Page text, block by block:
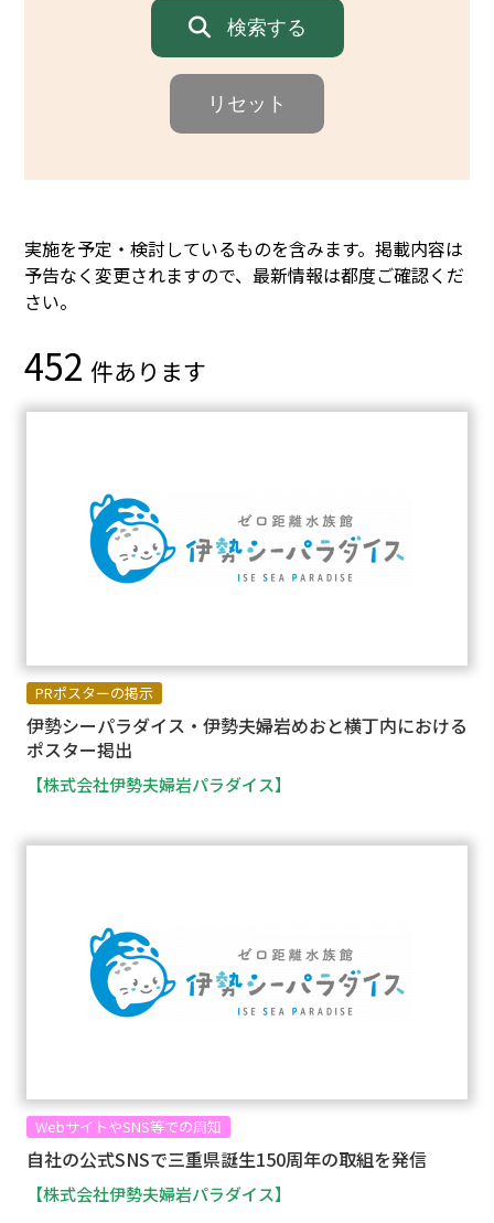
検索する
リセット
実施を予定・検討しているものを含みます。掲載内容は
予告なく変更されますので、最新情報は都度ご確認くだ
さい。
452 件あります
PRポスターの掲示
伊勢シーパラダイス・伊勢夫婦岩めおと横丁内における
ポスター掲出
【株式会社伊勢夫婦岩パラダイス】
WebサイトやSNS等での周知
自社の公式SNSで三重県誕生150周年の取組を発信
【株式会社伊勢夫婦岩パラダイス】